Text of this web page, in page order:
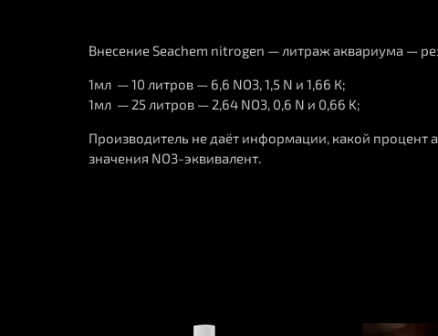
Внесение Seachem nitrogen — литраж аквариума —
1мл — 10 литров — 6,6 NO3, 1,5 N и 1,66 К;
1мл — 25 литров — 2,64 NO3, 0,6 N и 0,66 K;
Производитель не даёт информации, какой
значения NO3-эквивалент.